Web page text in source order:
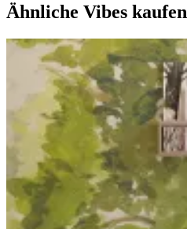
Ähnliche Vibes kaufen